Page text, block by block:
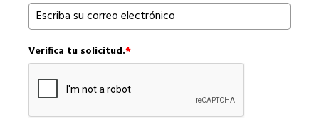
Verifica tu solicitud.*